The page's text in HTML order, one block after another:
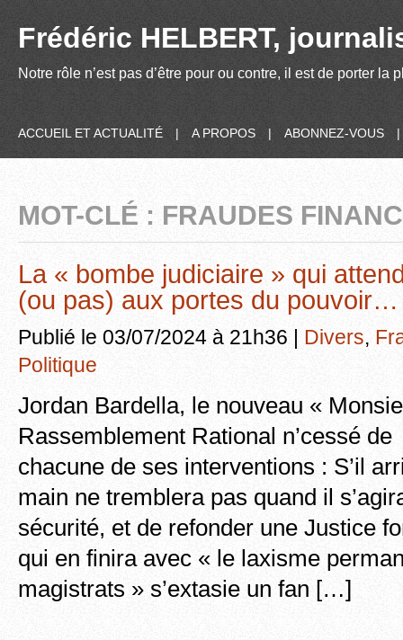
Frédéric HELBERT,
Notre rôle n’est pas d’être pour ou contre, il est de porter
ACCUEIL ET ACTUALITÉ | A PROPOS | ABONNEZ-VOUS |
MOT-CLÉ : FRAUDES
La « bombe judiciaire » qui
(ou pas) aux portes du pouvoir…
Publié le 03/07/2024 à 21h36 | Divers,
Politique
Jordan Bardella, le nouveau «
Rassemblement Rational n’cessé
chacune de ses interventions : S’il
main ne tremblera pas quand il
sécurité, et de refonder une Justice
qui en finira avec « le laxisme
magistrats » s’extasie un fan […]